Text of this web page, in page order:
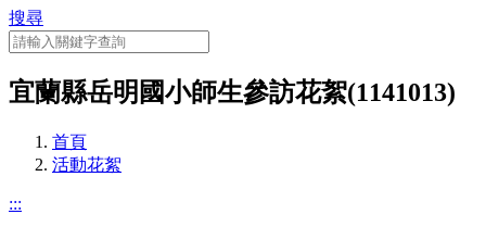
搜尋
宜蘭縣岳明國小師生參訪花絮(1141013)
首頁
活動花絮
:::